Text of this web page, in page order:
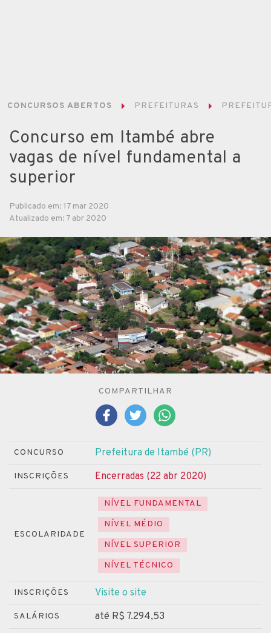
CONCURSOS ABERTOS PREFEITURAS
Concurso em Itambé abre
vagas de nível fundamental a
superior
Publicado em: 17 mar 2020
Atualizado em: 7 abr 2020
COMPARTILHAR
CONCURSO Prefeitura de Itambé (PR)
INSCRIÇÕES Encerradas (22 abr 2020)
ESCOLARIDADE
NÍVEL FUNDAMENTAL
NÍVEL MÉDIO
NÍVEL SUPERIOR
NÍVEL TÉCNICO
INSCRIÇÕES Visite o site
SALÁRIOS até R$ 7.294,53